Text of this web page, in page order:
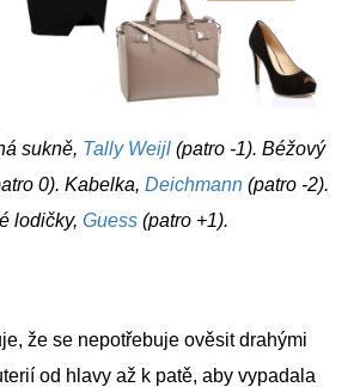
sukně, Tally Weijl (patro -1). Béžový
0). Kabelka, Deichmann(patro -2).
lodičky, Guess(patro +1).
že se nepotřebuje ověsit drahými
od hlavy až k patě, aby vypadala